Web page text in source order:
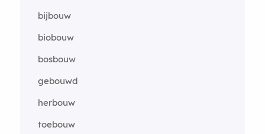
bijbouw
biobouw
bosbouw
gebouwd
herbouw
toebouw